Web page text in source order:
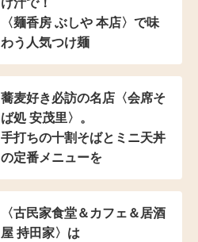
け汁で！
〈麺香房 ぶしや 本店〉 で味
わう人気つけ麺
蕎麦好き必訪の名店 〈会席そ
ば処 安茂里〉。
手打ちの十割そばと ミニ天丼
の定番メニューを
〈古民家食堂＆カフェ ＆居酒
屋 持田家〉は